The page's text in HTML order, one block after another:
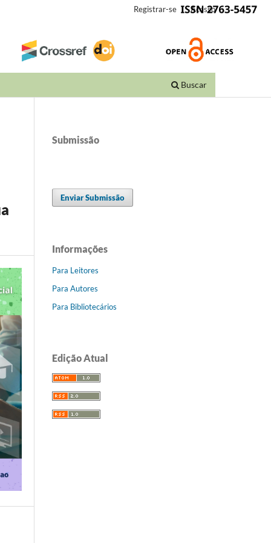
Buscar
Registrar-se Acesso
Submissão
Enviar Submissão
Informações
Para Leitores
Para Autores
Para Bibliotecários
Edição Atual